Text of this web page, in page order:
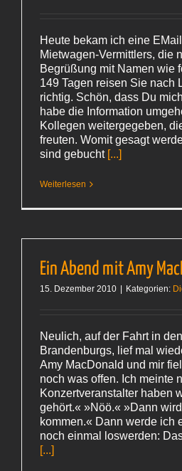
Heute bekam ich eine
Mietwagen-Vermittlers, die
Begrüßung mit Namen wie
149 Tagen reisen Sie nach
richtig. Schön, dass Du
habe die Information
Kollegen weitergegeben,
freuten. Womit gesagt
sind gebucht [...]
Weiterlesen
Ein Abend mit Amy
15. Dezember 2010 Kategorien:
Neulich, auf der Fahrt in
Brandenburgs, lief mal
Amy MacDonald und mir
noch was offen. Ich meinte
Konzertveranstalter haben
gehört.« »Nöö.« »Dann
kommen.« Dann werde ich
noch einmal loswerden:
[...]